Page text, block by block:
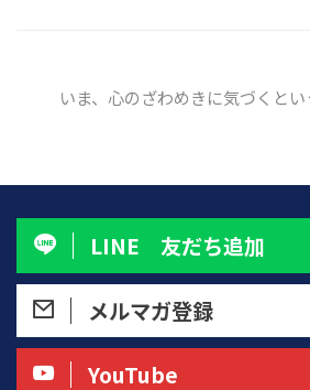
選択が、これからの生き方の鍵と
いま、心のざわめきに気づくと
LINE 友だち追加
メルマガ登録
YouTube